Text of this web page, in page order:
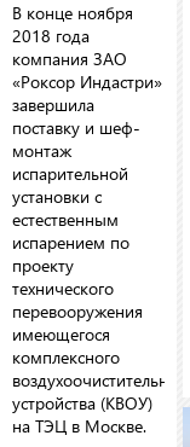
В конце ноября
2018 года
компания ЗАО
«Роксор Индастри»
завершила
поставку и шеф-
монтаж
испарительной
установки с
естественным
испарением по
проекту
технического
перевооружения
имеющегося
комплексного
воздухоочистительного
устройства (КВОУ)
на ТЭЦ в Москве.